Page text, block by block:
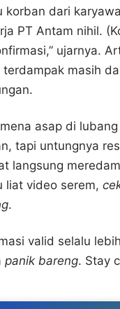
korban dari
PT Antam nihil.
ujarnya.
terdampak masih
asap di
tapi untungnya
langsung
liat video serem,
.
valid selalu
panik bareng. Stay